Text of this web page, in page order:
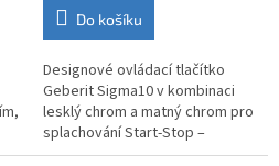
Do košíku
Designové ovládací tlačítko
Geberit Sigma10 v kombinaci
lesklý chrom a matný chrom pro
splachování Start‑Stop –
vhodné pro instalaci s